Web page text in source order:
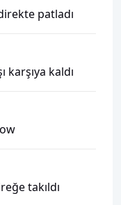
patladı
karşıya kaldı
takıldı